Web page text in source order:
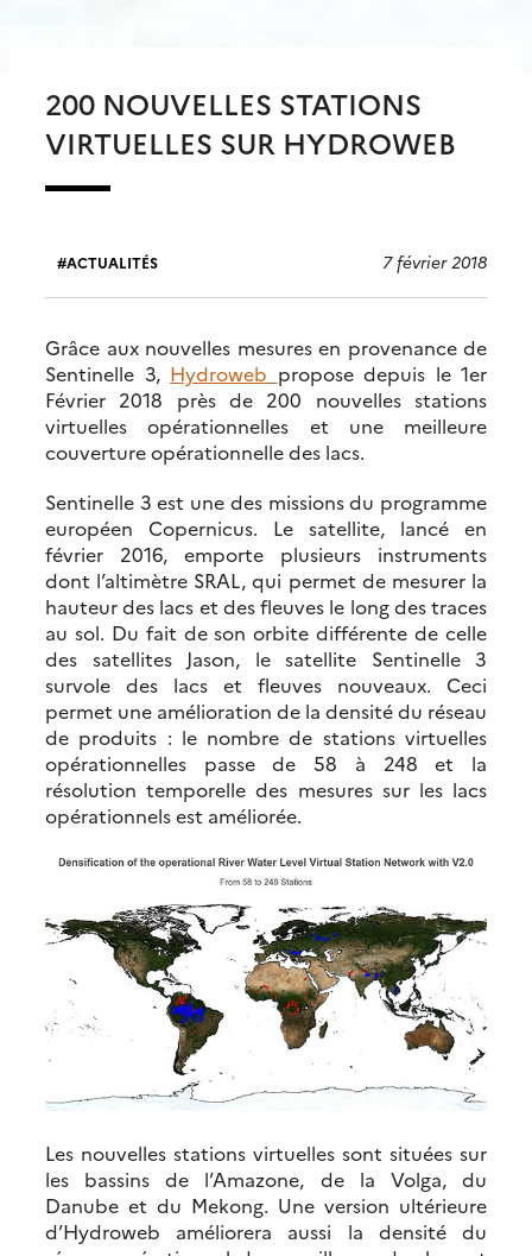
200 NOUVELLES STATIONS
VIRTUELLES SUR HYDROWEB
ACTUALITÉS 7 février 2018
Grâce aux nouvelles mesures en provenance de
Sentinelle 3, Hydroweb propose depuis le 1er
Février 2018 près de 200 nouvelles stations
virtuelles opérationnelles et une meilleure
couverture opérationnelle des lacs.
Sentinelle 3 est une des missions du programme
européen Copernicus. Le satellite, lancé en
février 2016, emporte plusieurs instruments
dont l’altimètre SRAL, qui permet de mesurer la
hauteur des lacs et des fleuves le long des traces
au sol. Du fait de son orbite différente de celle
des satellites Jason, le satellite Sentinelle 3
survole des lacs et fleuves nouveaux. Ceci
permet une amélioration de la densité du réseau
de produits : le nombre de stations virtuelles
opérationnelles passe de 58 à 248 et la
résolution temporelle des mesures sur les lacs
opérationnels est améliorée.
Les nouvelles stations virtuelles sont situées sur
les bassins de l’Amazone, de la Volga, du
Danube et du Mekong. Une version ultérieure
d’Hydroweb améliorera aussi la densité du